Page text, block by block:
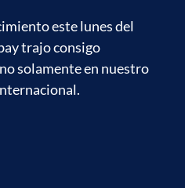
este lunes del
trajo consigo
solamente en nuestro